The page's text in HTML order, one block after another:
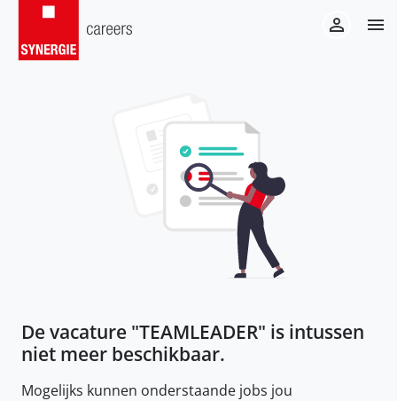
De vacature "TEAMLEADER" is intussen
niet meer beschikbaar.
Mogelijks kunnen onderstaande jobs jou